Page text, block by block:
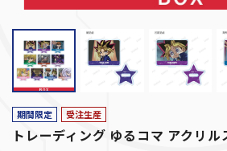
期間限定 受注生産
トレーディング ゆるコマ アクリ